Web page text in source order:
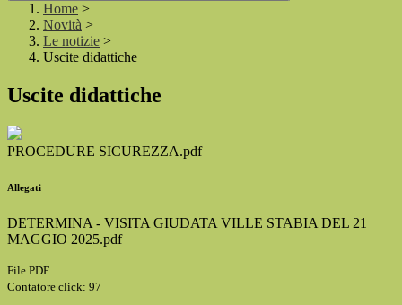
Home >
Novità >
Le notizie >
Uscite didattiche
Uscite didattiche
PROCEDURE SICUREZZA.pdf
Allegati
DETERMINA - VISITA GIUDATA VILLE STABIA DEL 21
MAGGIO 2025.pdf
File PDF
Contatore click: 97